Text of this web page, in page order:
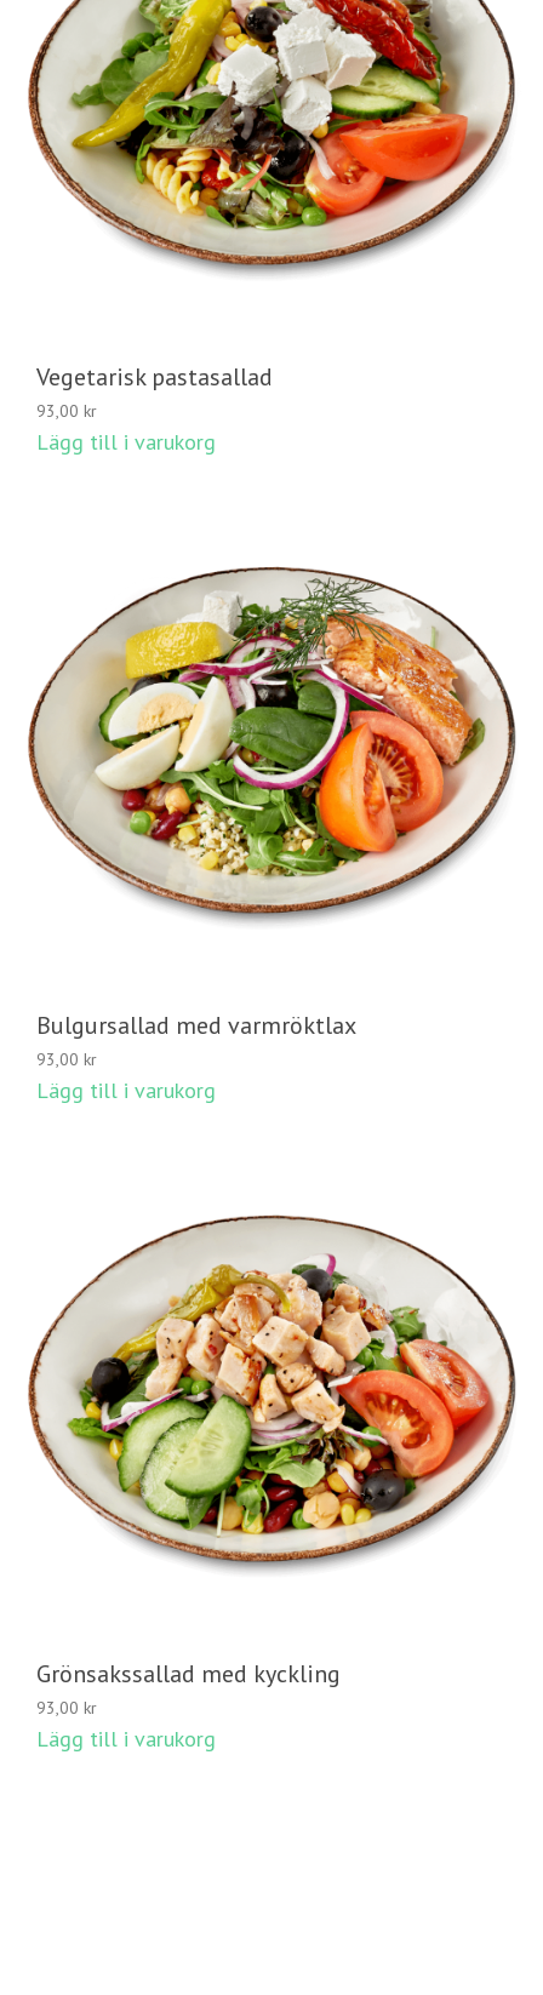
Vegetarisk pastasallad
93,00 kr
Lägg till i varukorg
Bulgursallad med varmröktlax
93,00 kr
Lägg till i varukorg
Grönsakssallad med kyckling
93,00 kr
Lägg till i varukorg